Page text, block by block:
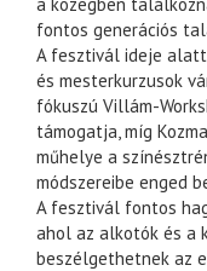
fontos generációs
A fesztivál ideje alatt
és mesterkurzusok
fókuszú Villám-
támogatja, míg
műhelye a
módszereibe enged
A fesztivál fontos
ahol az alkotók és a
beszélgethetnek az